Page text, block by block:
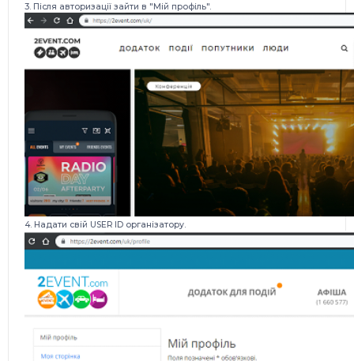
3. Після авторизації зайти в "Мій профіль".
4. Надати свій USER ID організатору.